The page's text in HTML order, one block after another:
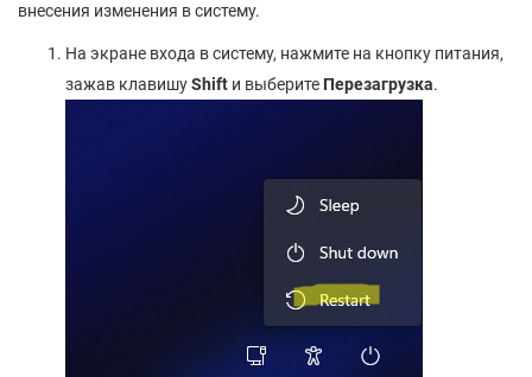
внесения изменения в систему.
На экране входа в систему, нажмите на кнопку питания,
зажав клавишуShift и выберите Перезагрузка.